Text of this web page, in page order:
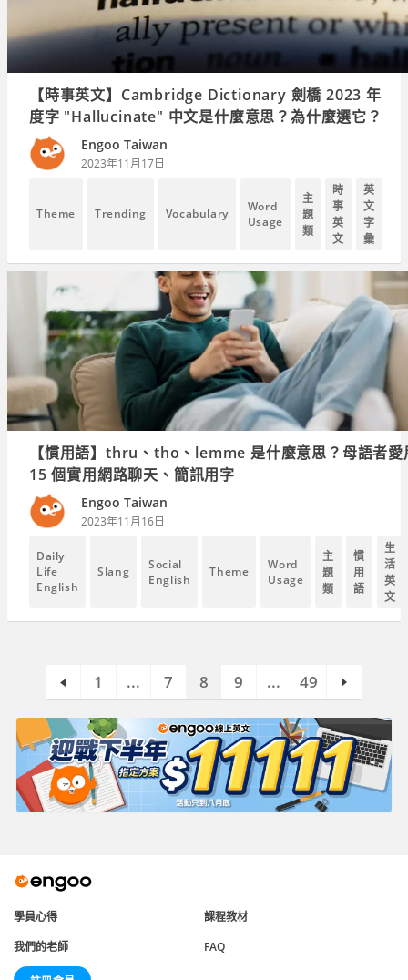
【時事英文】Cambridge Dictionary 劍橋 2023 年
度字 "Hallucinate" 中文是什麼意思？為什麼選它？
Engoo Taiwan
2023年11月17日
Theme Trending Vocabulary
Word
Usage
主
題
類
時
事
英
文
英
文
字
彙
【慣用語】thru、tho、lemme 是什麼意思？母語者愛
15 個實用網路聊天、簡訊用字
Engoo Taiwan
2023年11月16日
Daily
Life
English
Slang
Social
English
Theme
Word
Usage
主
題
類
慣
用
語
生
活
英
文
1 ... 7 8 9 ... 49
學員心得
課程教材
我們的老師
FAQ